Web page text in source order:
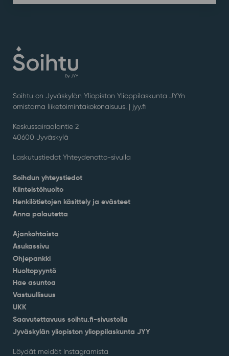
Soihtu on Jyväskylän Yliopiston Ylioppilaskunta JYYn
omistama liiketoimintakokonaisuus. | jyy.fi
Keskussairaalantie 2
40600 Jyväskylä
Laskutustiedot Yhteydenotto-sivulla
Soihdun yhteystiedot
Kiinteistöhuolto
Henkilötietojen käsittely ja evästeet
Anna palautetta
Ajankohtaista
Asukassivu
Ohjepankki
Huoltopyyntö
Hae asuntoa
Vastuullisuus
UKK
Saavutettavuus soihtu.fi-sivustolla
Jyväskylän yliopiston ylioppilaskunta JYY
Löydät meidät Instagramista